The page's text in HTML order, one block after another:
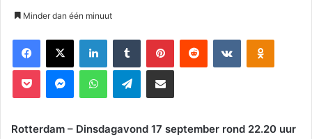
Minder dan één minuut
Facebook
X LinkedInTumblr PinterestReddit VKontakteOdnoklassniki
Pocket MessengerWhatsAppTelegramDeel via E-mail
Rotterdam – Dinsdagavond 17 september rond 22.20 uur